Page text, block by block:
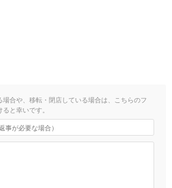
場合や、移転・閉店している場合は、こちらのフ
と幸いです。